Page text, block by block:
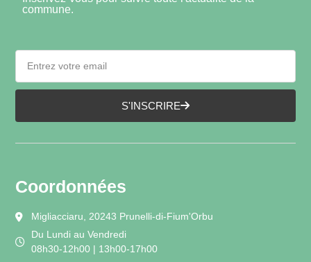
commune.
S'INSCRIRE
Coordonnées
Migliacciaru, 20243 Prunelli-di-Fium'Orbu
Du Lundi au Vendredi
08h30-12h00 | 13h00-17h00